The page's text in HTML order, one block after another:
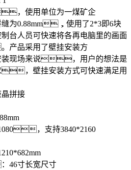
，使用单位为一煤矿企
0.88mm，使用了2*3即6块
人员可快速将各再电脑里的画面
品采用了壁挂安装方
现场来说，用户的想法是
，壁挂安装方式可快速满足用
，支持3840*2160
46寸长宽尺寸